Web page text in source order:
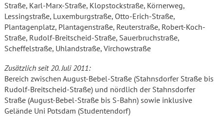
Straße, Karl-Marx-Straße, Klopstockstraße, Körnerweg,
Lessingstraße, Luxemburgstraße, Otto-Erich-Straße,
Plantagenplatz, Plantagenstraße, Reuterstraße, Robert-Koch-
Straße, Rudolf-Breitscheid-Straße, Sauerbruchstraße,
Scheffelstraße, Uhlandstraße, Virchowstraße
Zusätzlich seit 20. Juli 2011:
Bereich zwischen August-Bebel-Straße (Stahnsdorfer Straße bis
Rudolf-Breitscheid-Straße) und nördlich der Stahnsdorfer
Straße (August-Bebel-Straße bis S-Bahn) sowie inklusive
Gelände Uni Potsdam (Studentendorf)